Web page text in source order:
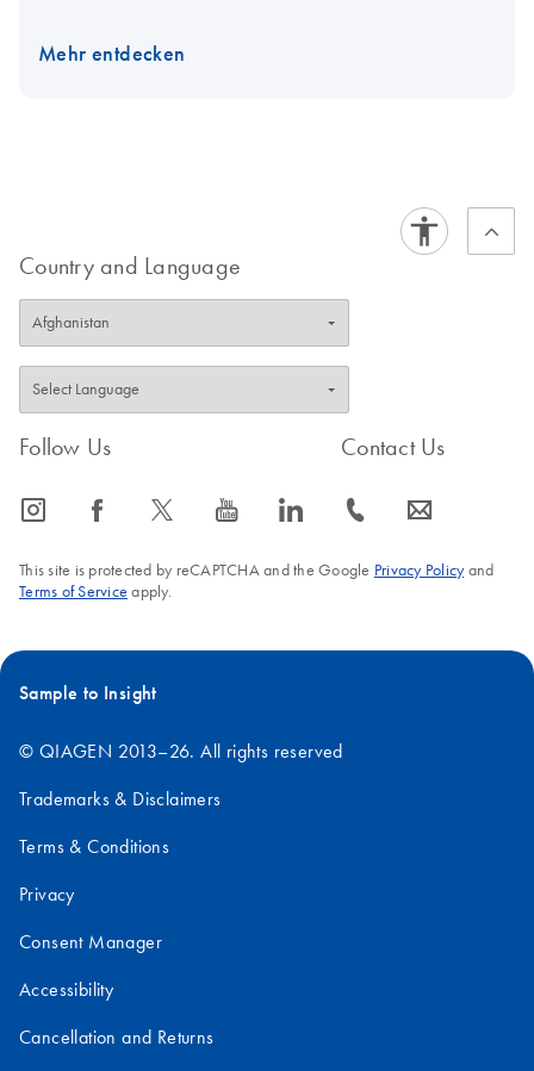
Mehr entdecken
Country and Language
Follow Us
icon_0065_instagram-s icon_0064_facebook-s icon_0340_cc_gen_x-s icon_0077_youtube-s icon_0066_linkedin-s
Contact Us
icon_0072_phone-s icon_0063_envelope-s
This site is protected by reCAPTCHA and the Google Privacy Policyand
Terms of Service apply.
Sample to Insight
© QIAGEN 2013–26. All rights reserved
Trademarks & Disclaimers
Terms & Conditions
Privacy
Consent Manager
Accessibility
Cancellation and Returns